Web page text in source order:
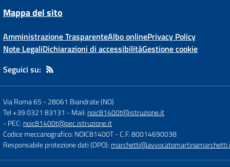
Mappa del sito
Amministrazione TrasparenteAlbo onlinePrivacy Policy
Note LegaliDichiarazioni di accessibilitàGestione cookie
Seguici su:
Via Roma 65 -28061 Biandrate (NO)
Tel +39 0321 83131 - Mail: noic81400t@istruzione.it
- PEC: noic81400t@pec.istruzione.it
Codice meccanografico: NOIC81400T- C.F. 80014690038
Responsabile protezione dati (DPO):